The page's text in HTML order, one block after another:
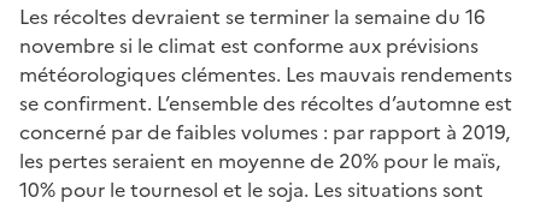
Les récoltes devraient se terminer la semaine du 16
novembre si le climat est conforme aux prévisions
météorologiques clémentes. Les mauvais rendements
se confirment. L’ensemble des récoltes d’automne est
concerné par de faibles volumes : par rapport à 2019,
les pertes seraient en moyenne de 20% pour le maïs,
10% pour le tournesol et le soja. Les situations sont